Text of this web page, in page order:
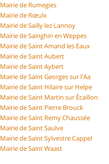
Mairie de Rumegies
Mairie de Rœulx
Mairie de Sailly lez Lannoy
Mairie de Sainghin en Weppes
Mairie de Saint Amand les Eaux
Mairie de Saint Aubert
Mairie de Saint Aybert
Mairie de Saint Georges sur l'Aa
Mairie de Saint Hilaire sur Helpe
Mairie de Saint Martin sur Écaillon
Mairie de Saint Pierre Brouck
Mairie de Saint Remy Chaussée
Mairie de Saint Saulve
Mairie de Saint Sylvestre Cappel
Mairie de Saint Waast